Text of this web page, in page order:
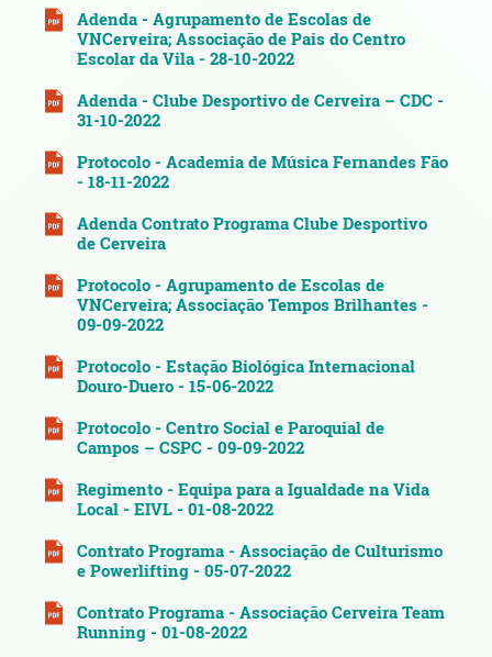
Adenda - Agrupamento de Escolas de
VNCerveira; Associação de Pais do Centro
Escolar da Vila - 28-10-2022
Adenda - Clube Desportivo de Cerveira – CDC -
31-10-2022
Protocolo - Academia de Música Fernandes Fão
- 18-11-2022
Adenda Contrato Programa Clube Desportivo
de Cerveira
Protocolo - Agrupamento de Escolas de
VNCerveira; Associação Tempos Brilhantes -
09-09-2022
Protocolo - Estação Biológica Internacional
Douro-Duero - 15-06-2022
Protocolo - Centro Social e Paroquial de
Campos – CSPC - 09-09-2022
Regimento - Equipa para a Igualdade na Vida
Local - EIVL - 01-08-2022
Contrato Programa - Associação de Culturismo
e Powerlifting - 05-07-2022
Contrato Programa - Associação Cerveira Team
Running - 01-08-2022